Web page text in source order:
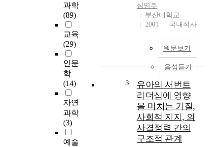
과학
(89)
교육
(29)
인문
학
(14)
자연
과학
(3)
예술
심영주
부산대학교
2001
국내석사
원문보기
음성듣기
3
유아의 서번트
리더십에 영향
을 미치는 기질,
사회적 지지, 의
사결정력 간의
구조적 관계